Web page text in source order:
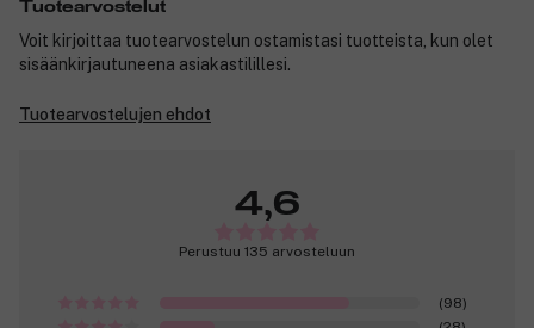
Tuotearvostelut
Voit kirjoittaa tuotearvostelun ostamistasi tuotteista, kun olet
sisäänkirjautuneena asiakastilillesi.
Tuotearvostelujen ehdot
4,6
Perustuu 135 arvosteluun
(98)